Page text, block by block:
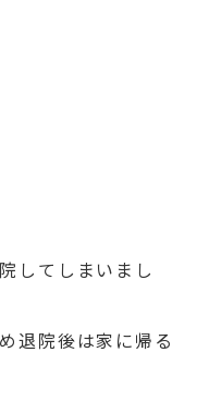
してしまいまし
退院後は家に帰る